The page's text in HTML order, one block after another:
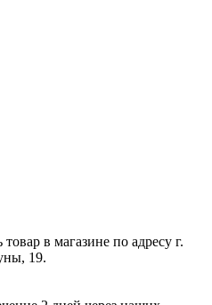
в магазине по адресу г.
19.